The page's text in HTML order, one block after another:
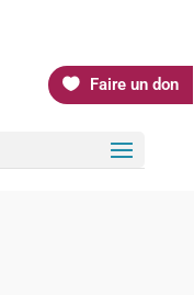
Faire un don